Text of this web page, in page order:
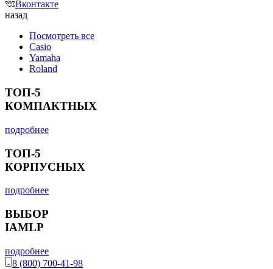
Вконтакте
назад
Посмотреть все
Casio
Yamaha
Roland
ТОП-5
КОМПАКТНЫХ
подробнее
ТОП-5
КОРПУСНЫХ
подробнее
ВЫБОР
IAMLP
подробнее
8 (800) 700-41-98